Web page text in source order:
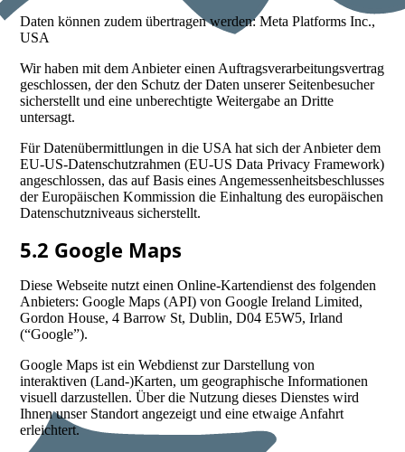
Daten können zudem übertragen werden: Meta Platforms Inc.,
USA
Wir haben mit dem Anbieter einen Auftragsverarbeitungsvertrag
geschlossen, der den Schutz der Daten unserer Seitenbesucher
sicherstellt und eine unberechtigte Weitergabe an Dritte
untersagt.
Für Datenübermittlungen in die USA hat sich der Anbieter dem
EU-US-Datenschutzrahmen (EU-US Data Privacy Framework)
angeschlossen, das auf Basis eines Angemessenheitsbeschlusses
der Europäischen Kommission die Einhaltung des europäischen
Datenschutzniveaus sicherstellt.
5.2 Google Maps
Diese Webseite nutzt einen Online-Kartendienst des folgenden
Anbieters: Google Maps (API) von Google Ireland Limited,
Gordon House, 4 Barrow St, Dublin, D04 E5W5, Irland
(“Google”).
Google Maps ist ein Webdienst zur Darstellung von
interaktiven (Land-)Karten, um geographische Informationen
visuell darzustellen. Über die Nutzung dieses Dienstes wird
Ihnen unser Standort angezeigt und eine etwaige Anfahrt
erleichtert.